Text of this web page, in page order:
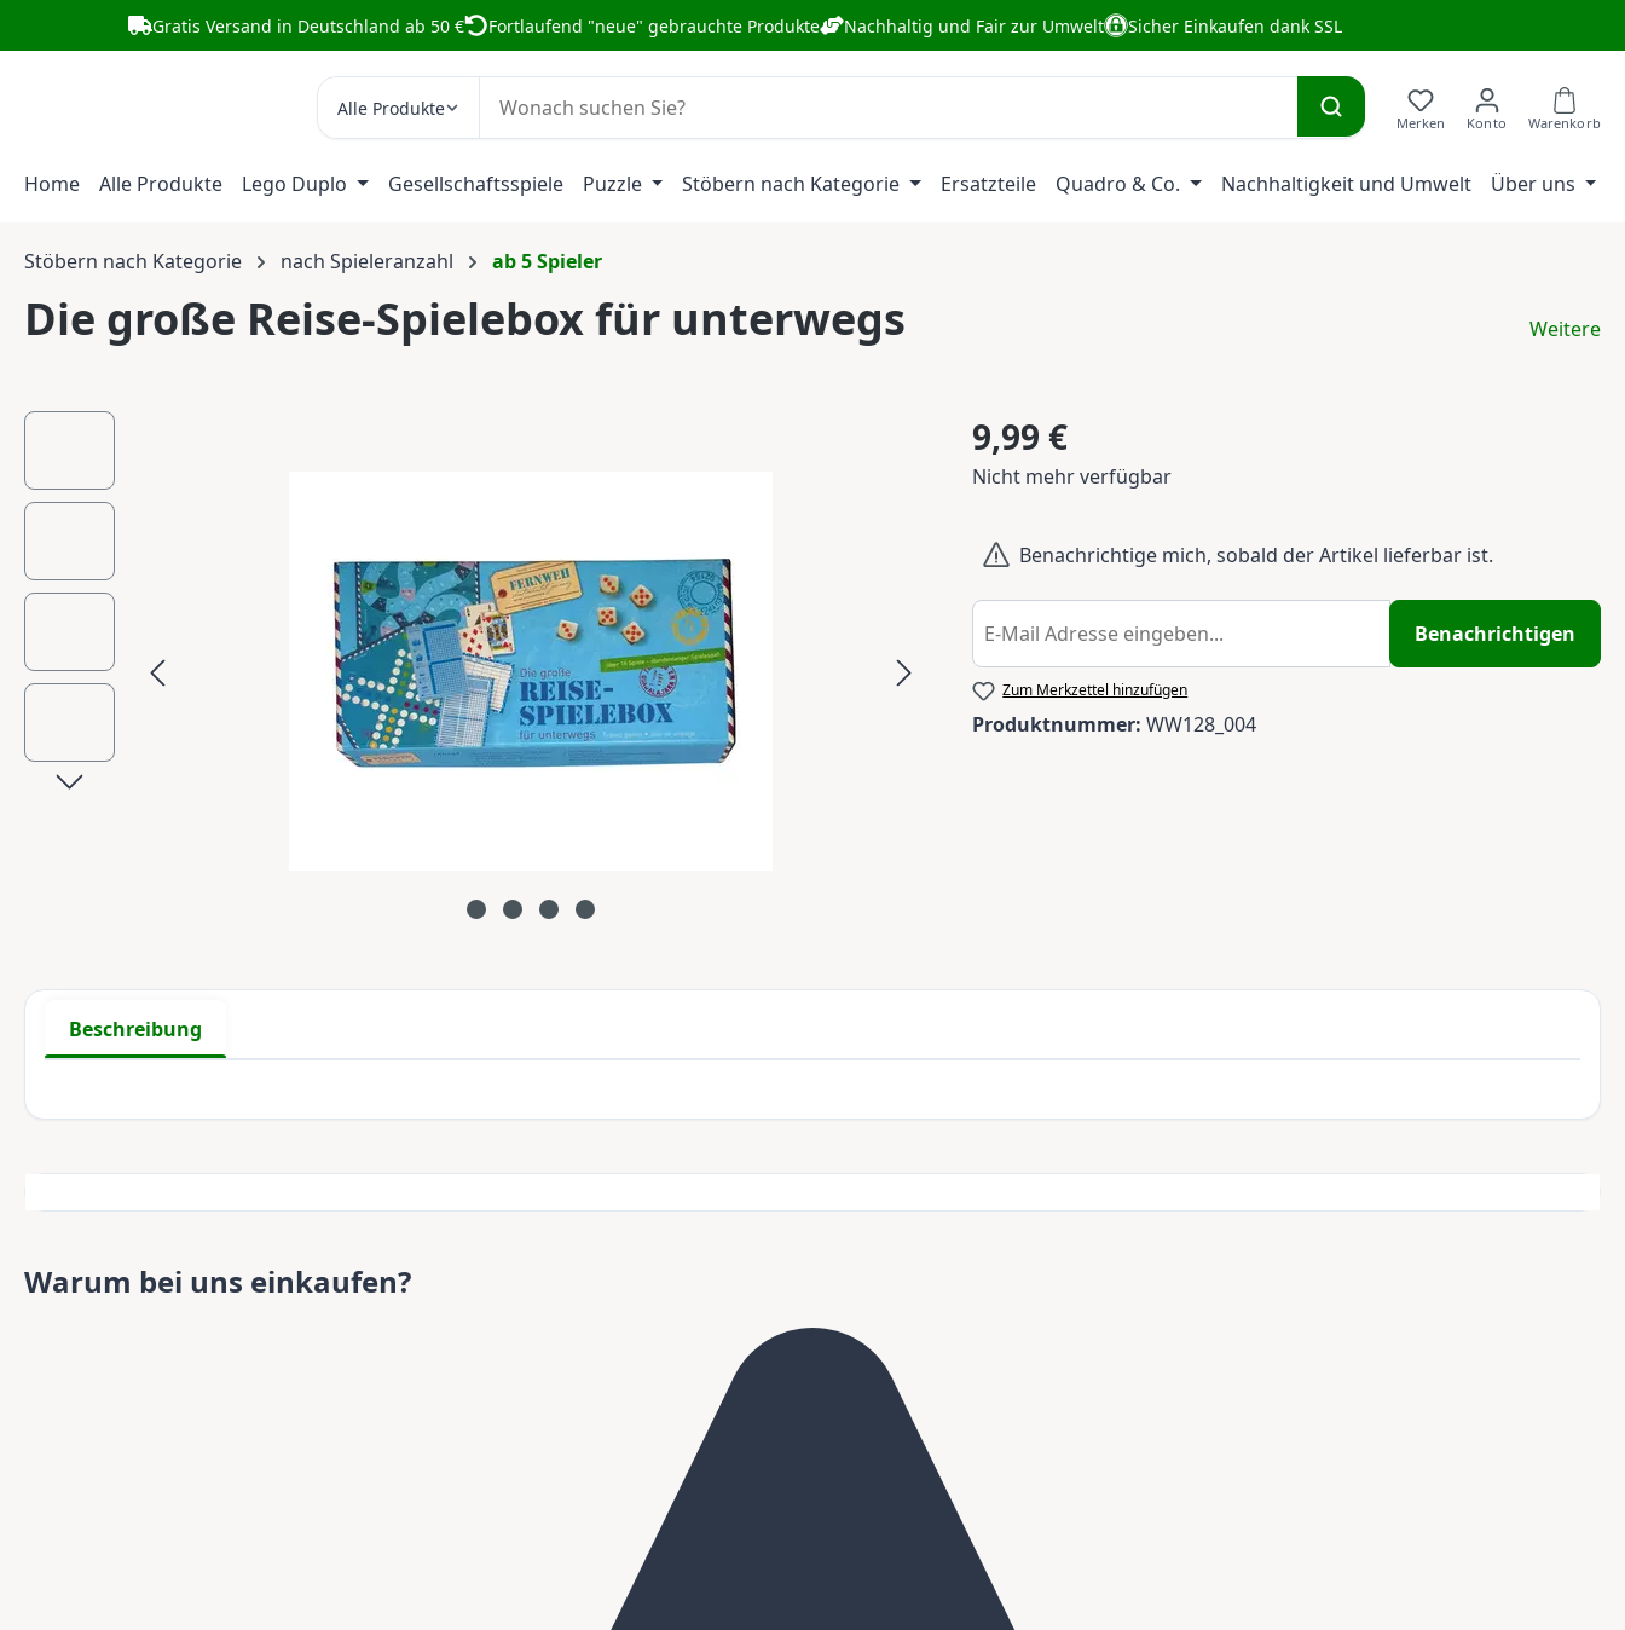
Hauptinhalt springen
Zur Suche springen
Zur Hauptnavigation springen
Gratis Versand in Deutschland ab 50 € Fortlaufend "neue" gebrauchte Produkte Nachhaltig und Fair zur Umwelt Sicher Einkaufen dank SSL
Alle Produkte
Home Alle Produkte Lego Duplo Gesellschaftsspiele Puzzle Stöbern nach Kategorie Ersatzteile Quadro & Co. Nachhaltigkeit und Umwelt Über uns
Stöbern nach Kategorie nach Spieleranzahl ab 5 Spieler
Die große Reise-Spielebox für unterwegs Weitere
Bildergalerie überspringen Regulärer Preis:
9,99 €
Nicht mehr verfügbar
Benachrichtige mich, sobald der Artikel lieferbar ist.
Benachrichtigen
Zum Merkzettel hinzufügen
Produktnummer: WW128_004
Beschreibung
Warum bei uns einkaufen?